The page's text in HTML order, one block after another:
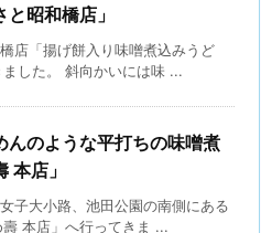
昭和橋店」
店「揚げ餅入り味噌煮込みうど
した。 斜向かいには味 ...
んのような平打ちの味噌煮
本店」
子大小路、池田公園の南側にある
壽 本店」へ行ってきま ...